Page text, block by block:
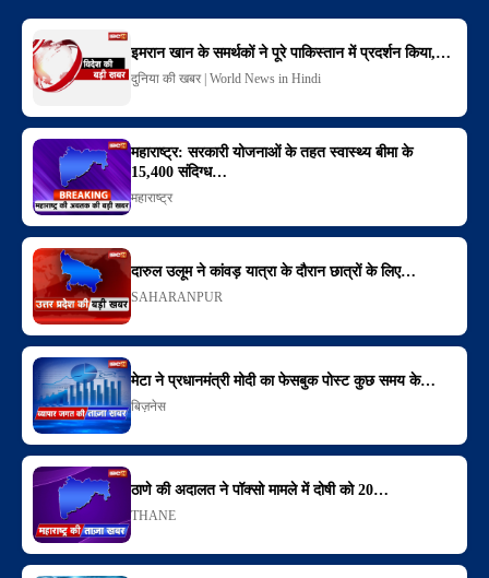
इमरान खान के समर्थकों ने पूरे पाकिस्तान में प्रदर्शन किया,…
दुनिया की खबर | World News in Hindi
महाराष्ट्र: सरकारी योजनाओं के तहत स्वास्थ्य बीमा के
15,400 संदिग्ध…
महाराष्ट्र
दारुल उलूम ने कांवड़ यात्रा के दौरान छात्रों के लिए…
SAHARANPUR
मेटा ने प्रधानमंत्री मोदी का फेसबुक पोस्ट कुछ समय के…
बिज़नेस
ठाणे की अदालत ने पॉक्सो मामले में दोषी को 20…
THANE